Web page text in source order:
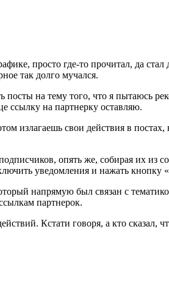
просто где-то прочитал, да
так долго мучался.
посты на тему того, что я пытаюсь
ссылку на партнерку оставляю.
излагаешь свои действия в
опять же, собирая их из
уведомления и нажать кнопку
напрямую был связан с
партнерок.
Кстати говоря, а кто